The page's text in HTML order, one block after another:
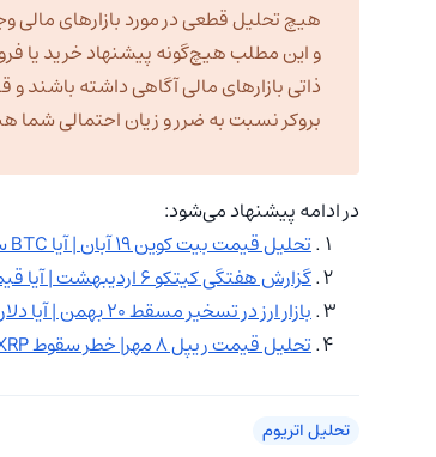
هیچ تحلیل قطعی در مورد بازارهای مالی
و این مطلب هیچ‌گونه پیشنهاد خرید یا
ذاتی بازارهای مالی آگاهی داشته باشند
بروکر نسبت به ضرر و زیان احتمالی شما
در ادامه پیشنهاد می‌شود:
تحلیل قیمت بیت کوین ۱۹ آبان | آیا BTC سقوط میکند؟
گزارش هفتگی کیتکو ۶ اردیبهشت | آیا قیمت ها به زیر ۳۰۰۰ دلار سقوط میکند؟
بازار ارز در تسخیر مسقط ۲۰ بهمن | آیا دلار قله ۱۶۵ هزار تومانی را پودر میکند؟
تحلیل قیمت ریپل ۸ مهر| خطر سقوط XRP را تهدید میکند؟
تحلیل اتریوم